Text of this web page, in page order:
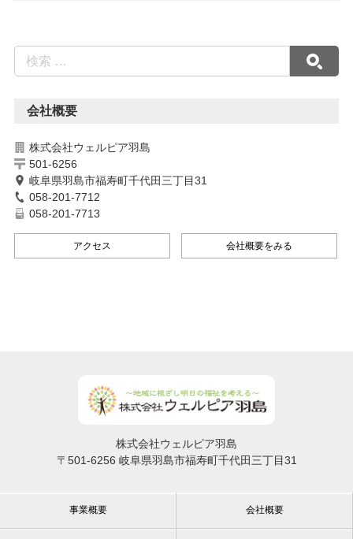
会社概要
株式会社ウェルピア羽島
501-6256
岐阜県羽島市福寿町千代田三丁目31
058-201-7712
058-201-7713
アクセス 会社概要をみる
株式会社ウェルピア羽島
〒501-6256 岐阜県羽島市福寿町千代田三丁目31
事業概要 会社概要